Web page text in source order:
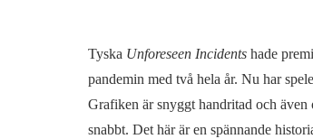
Tyska Unforeseen Incidentshade
pandemin med två hela år. Nu har
Grafiken är snyggt handritad och
snabbt. Det här är en spännande